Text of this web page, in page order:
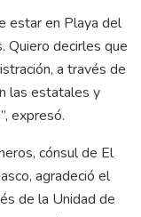
estar en Playa del
Quiero decirles que
a través de
las estatales y
expresó.
cónsul de El
agradeció el
de la Unidad de